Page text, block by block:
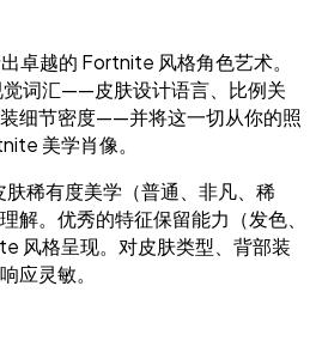
卓越的 Fortnite 风格角色艺术。
词汇——皮肤设计语言、比例关
细节密度——并将这一切从你的照
美学肖像。
稀有度美学（普通、非凡、稀
解。优秀的特征保留能力（发色、
风格呈现。对皮肤类型、背部装
应灵敏。